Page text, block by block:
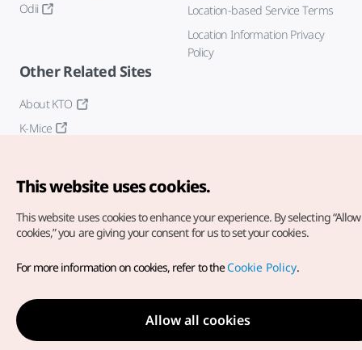
Odii
Location-based Service Terms
Location Information Privacy
Policy
Other Related Sites
About KTO
K-Mice
Copyright© Korea Tourism Organization. All Rights Reserved.
For error reports and issues related to the website, direct your
inquiries to ourweb admin at
english@knto.or.kr
This website uses cookies.
This website uses cookies to enhance your experience. By selecting
cookies,” you are giving your consent for us to set your cookies.
For more information on cookies, refer to theCookie Policy.
Allow all cookies